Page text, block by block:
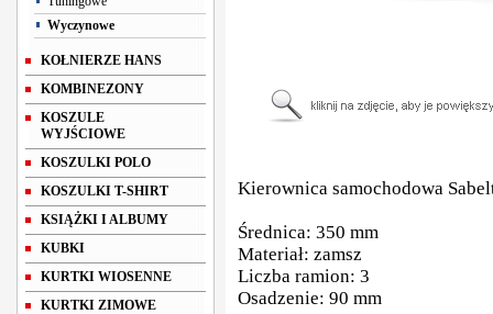
Wyczynowe
KOŁNIERZE HANS
KOMBINEZONY
KOSZULE
WYJŚCIOWE
KOSZULKI POLO
KOSZULKI T-SHIRT
KSIĄŻKI I ALBUMY
KUBKI
KURTKI WIOSENNE
KURTKI ZIMOWE
Kierownica samochodowa
Średnica: 350 mm
Materiał: zamsz
Liczba ramion: 3
Osadzenie: 90 mm